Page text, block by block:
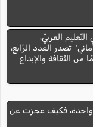
العربيّ،
تصدر العدد الرّابع،
واحدة، فكيف عجزت عن